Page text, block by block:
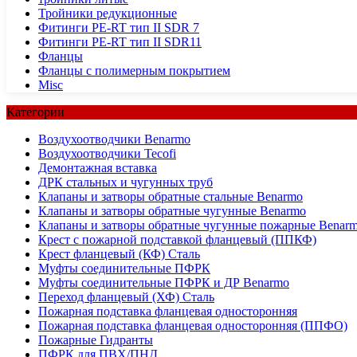
Тройники редукционные
Фитинги PE-RT тип II SDR 7
Фитинги PE-RT тип II SDR11
Фланцы
Фланцы с полимерным покрытием
Misc
Категории
Воздухоотводчики Benarmo
Воздухоотводчики Tecofi
Демонтажная вставка
ДРК стальных и чугунных труб
Клапаны и затворы обратные стальные Benarmo
Клапаны и затворы обратные чугунные Benarmo
Клапаны и затворы обратные чугунные пожарные
Крест с пожарной подставкой фланцевый (ППКФ)
Крест фланцевый (КФ) Сталь
Муфты соединительные ПФРК
Муфты соединительные ПФРК и ДР Benarmo
Переход фланцевый (ХФ) Сталь
Пожарная подставка фланцевая односторонняя
Пожарная подставка фланцевая односторонняя (ППФО)
Пожарные Гидранты
ПФРК для ПВХ/ПНД